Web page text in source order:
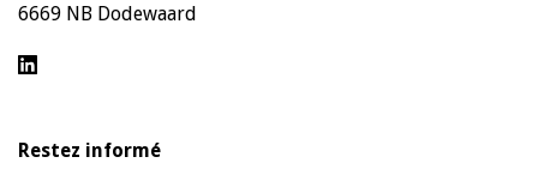
6669 NB Dodewaard
Restez informé